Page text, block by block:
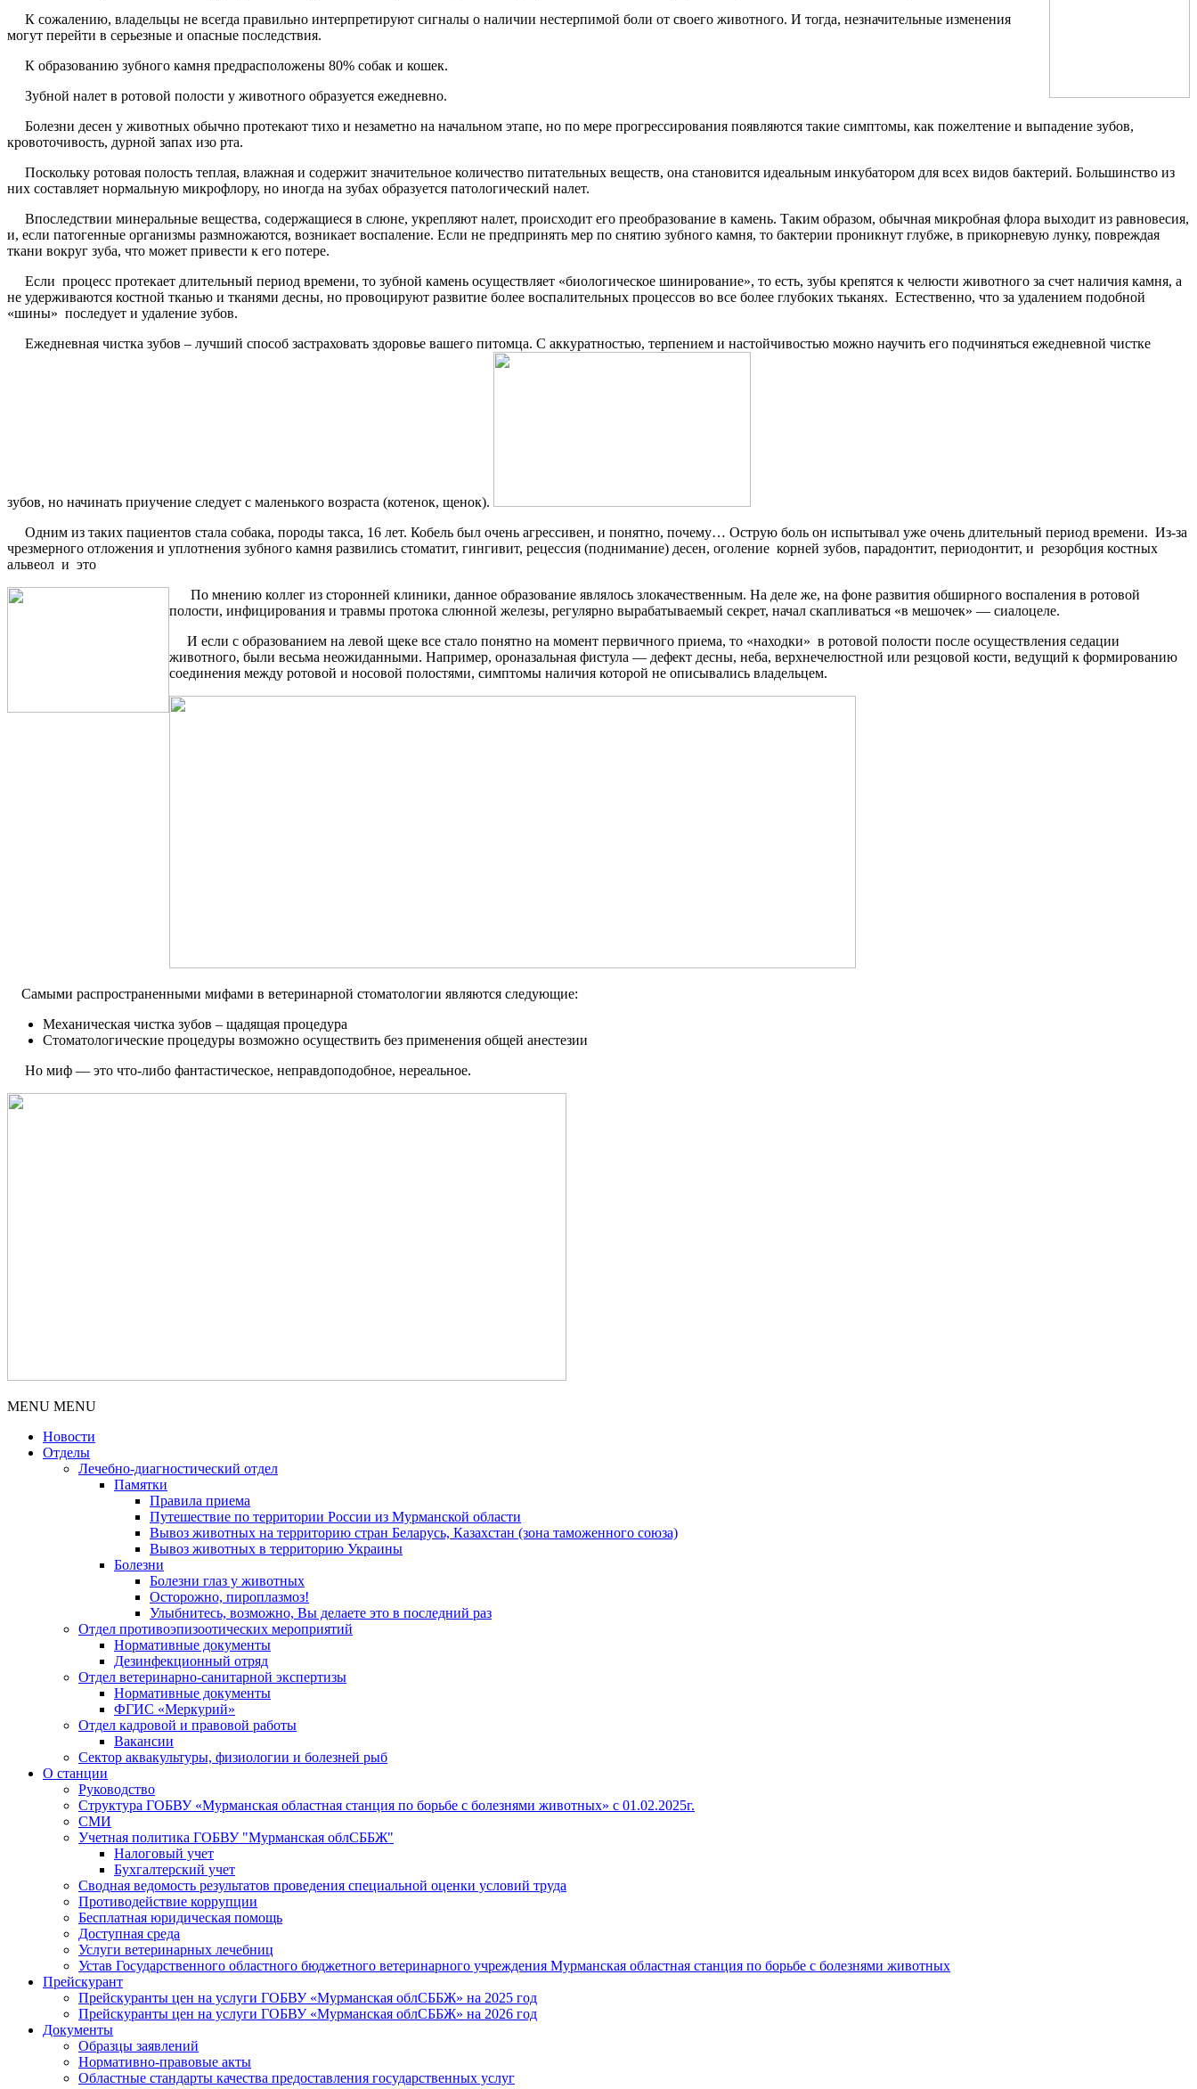
К сожалению, владельцы не всегда правильно интерпретируют сигналы о наличии нестерпимой боли от своего животного. И тогда, незначительные изменения
могут перейти в серьезные и опасные последствия.
К образованию зубного камня предрасположены 80% собак и кошек.
Зубной налет в ротовой полости у животного образуется ежедневно.
Болезни десен у животных обычно протекают тихо и незаметно на начальном этапе, но по мере прогрессирования появляются такие симптомы, как пожелтение и выпадение зубов,
кровоточивость, дурной запах изо рта.
Поскольку ротовая полость теплая, влажная и содержит значительное количество питательных веществ, она становится идеальным инкубатором для всех видов бактерий. Большинство из
них составляет нормальную микрофлору, но иногда на зубах образуется патологический налет.
Впоследствии минеральные вещества, содержащиеся в слюне, укрепляют налет, происходит его преобразование в камень. Таким образом, обычная микробная флора выходит из равновесия,
и, если патогенные организмы размножаются, возникает воспаление. Если не предпринять мер по снятию зубного камня, то бактерии проникнут глубже, в прикорневую лунку, повреждая
ткани вокруг зуба, что может привести к его потере.
Если процесс протекает длительный период времени, то зубной камень осуществляет «биологическое шинирование», то есть, зубы крепятся к челюсти животного за счет наличия камня, а
не удерживаются костной тканью и тканями десны, но провоцируют развитие более воспалительных процессов во все более глубоких тьканях. Естественно, что за удалением подобной
«шины» последует и удаление зубов.
Ежедневная чистка зубов – лучший способ застраховать здоровье вашего питомца. С аккуратностью, терпением и настойчивостью можно научить его подчиняться ежедневной чистке
зубов, но начинать приучение следует с маленького возраста (котенок, щенок).
Одним из таких пациентов стала собака, породы такса, 16 лет. Кобель был очень агрессивен, и понятно, почему… Острую боль он испытывал уже очень длительный период времени. Из-за
чрезмерного отложения и уплотнения зубного камня развились стоматит, гингивит, рецессия (поднимание) десен, оголение корней зубов, парадонтит, периодонтит, и резорбция костных
альвеол и это
По мнению коллег из сторонней клиники, данное образование являлось злокачественным. На деле же, на фоне развития обширного воспаления в ротовой
полости, инфицирования и травмы протока слюнной железы, регулярно вырабатываемый секрет, начал скапливаться «в мешочек» — сиалоцеле.
И если с образованием на левой щеке все стало понятно на момент первичного приема, то «находки» в ротовой полости после осуществления седации
животного, были весьма неожиданными. Например, ороназальная фистула — дефект десны, неба, верхнечелюстной или резцовой кости, ведущий к формированию
соединения между ротовой и носовой полостями, симптомы наличия которой не описывались владельцем.
Самыми распространенными мифами в ветеринарной стоматологии являются следующие:
Механическая чистка зубов – щадящая процедура
Стоматологические процедуры возможно осуществить без применения общей анестезии
Но миф — это что-либо фантастическое, неправдоподобное, нереальное.
MENU MENU
Новости
Отделы
Лечебно-диагностический отдел
Памятки
Правила приема
Путешествие по территории России из Мурманской области
Вывоз животных на территорию стран Беларусь, Казахстан (зона таможенного союза)
Вывоз животных в территорию Украины
Болезни
Болезни глаз у животных
Осторожно, пироплазмоз!
Улыбнитесь, возможно, Вы делаете это в последний раз
Отдел противоэпизоотических мероприятий
Нормативные документы
Дезинфекционный отряд
Отдел ветеринарно-санитарной экспертизы
Нормативные документы
ФГИС «Меркурий»
Отдел кадровой и правовой работы
Вакансии
Сектор аквакультуры, физиологии и болезней рыб
О станции
Руководство
Структура ГОБВУ «Мурманская областная станция по борьбе с болезнями животных» c 01.02.2025г.
СМИ
Учетная политика ГОБВУ "Мурманская облСББЖ"
Налоговый учет
Бухгалтерский учет
Сводная ведомость результатов проведения специальной оценки условий труда
Противодействие коррупции
Бесплатная юридическая помощь
Доступная среда
Услуги ветеринарных лечебниц
Устав Государственного областного бюджетного ветеринарного учреждения Мурманская областная станция по борьбе с болезнями животных
Прейскурант
Прейскуранты цен на услуги ГОБВУ «Мурманская облСББЖ» на 2025 год
Прейскуранты цен на услуги ГОБВУ «Мурманская облСББЖ» на 2026 год
Документы
Образцы заявлений
Нормативно-правовые акты
Областные стандарты качества предоставления государственных услуг